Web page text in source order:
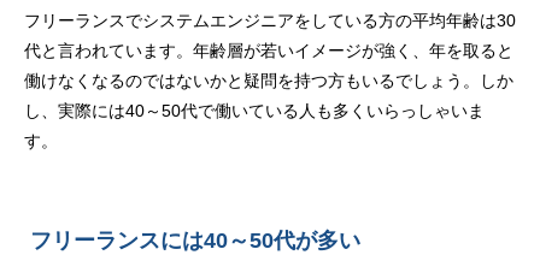
フリーランスでシステムエンジニアをしている方の平均年齢は30
代と言われています。年齢層が若いイメージが強く、年を取ると
働けなくなるのではないかと疑問を持つ方もいるでしょう。しか
し、実際には40～50代で働いている人も多くいらっしゃいま
す。
フリーランスには40～50代が多い